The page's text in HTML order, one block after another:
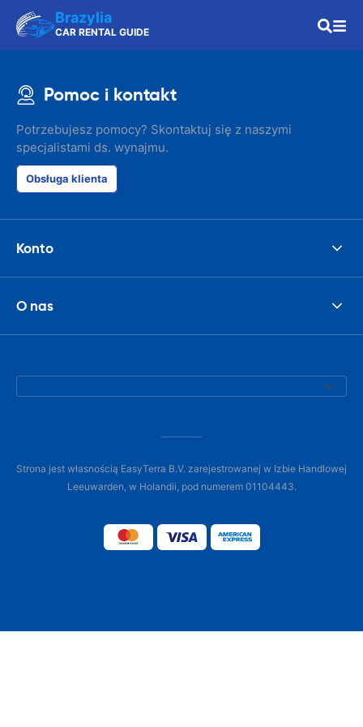
Brazylia
CAR RENTAL GUIDE
Pomoc i kontakt
Potrzebujesz pomocy? Skontaktuj się z naszymi
specjalistami ds. wynajmu.
Obsługa klienta
Konto
O nas
Strona jest własnością EasyTerra B.V. zarejestrowanej w Izbie Handlowej
Leeuwarden, w Holandii, pod numerem 01104443.